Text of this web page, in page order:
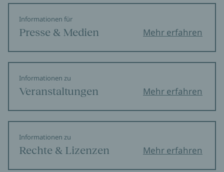
Informationen für
Presse & Medien Mehr erfahren
Informationen zu
Veranstaltungen Mehr erfahren
Informationen zu
Rechte & Lizenzen Mehr erfahren